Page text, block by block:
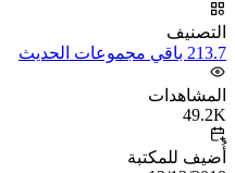
التصنيف
213.7 باقي مجموعات الحديث
المشاهدات
49.2K
أُضيف للمكتبة